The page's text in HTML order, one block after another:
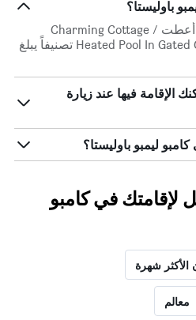
باوليستا؟
13 من تقييمات المستخدمين أعطت Charming Cottage /
Heated Pool In Gated Community Champs Privés تصنيفاً يبلغ
الإقامة فيها عند زيارة
ليمبو باوليستا؟
لإقامتك في كامبو
الأكثر شهرة
معالم